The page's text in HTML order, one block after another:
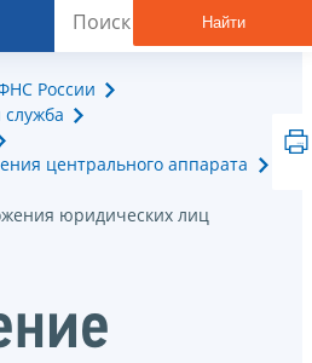
Найти
России
центрального аппарата
юридических лиц